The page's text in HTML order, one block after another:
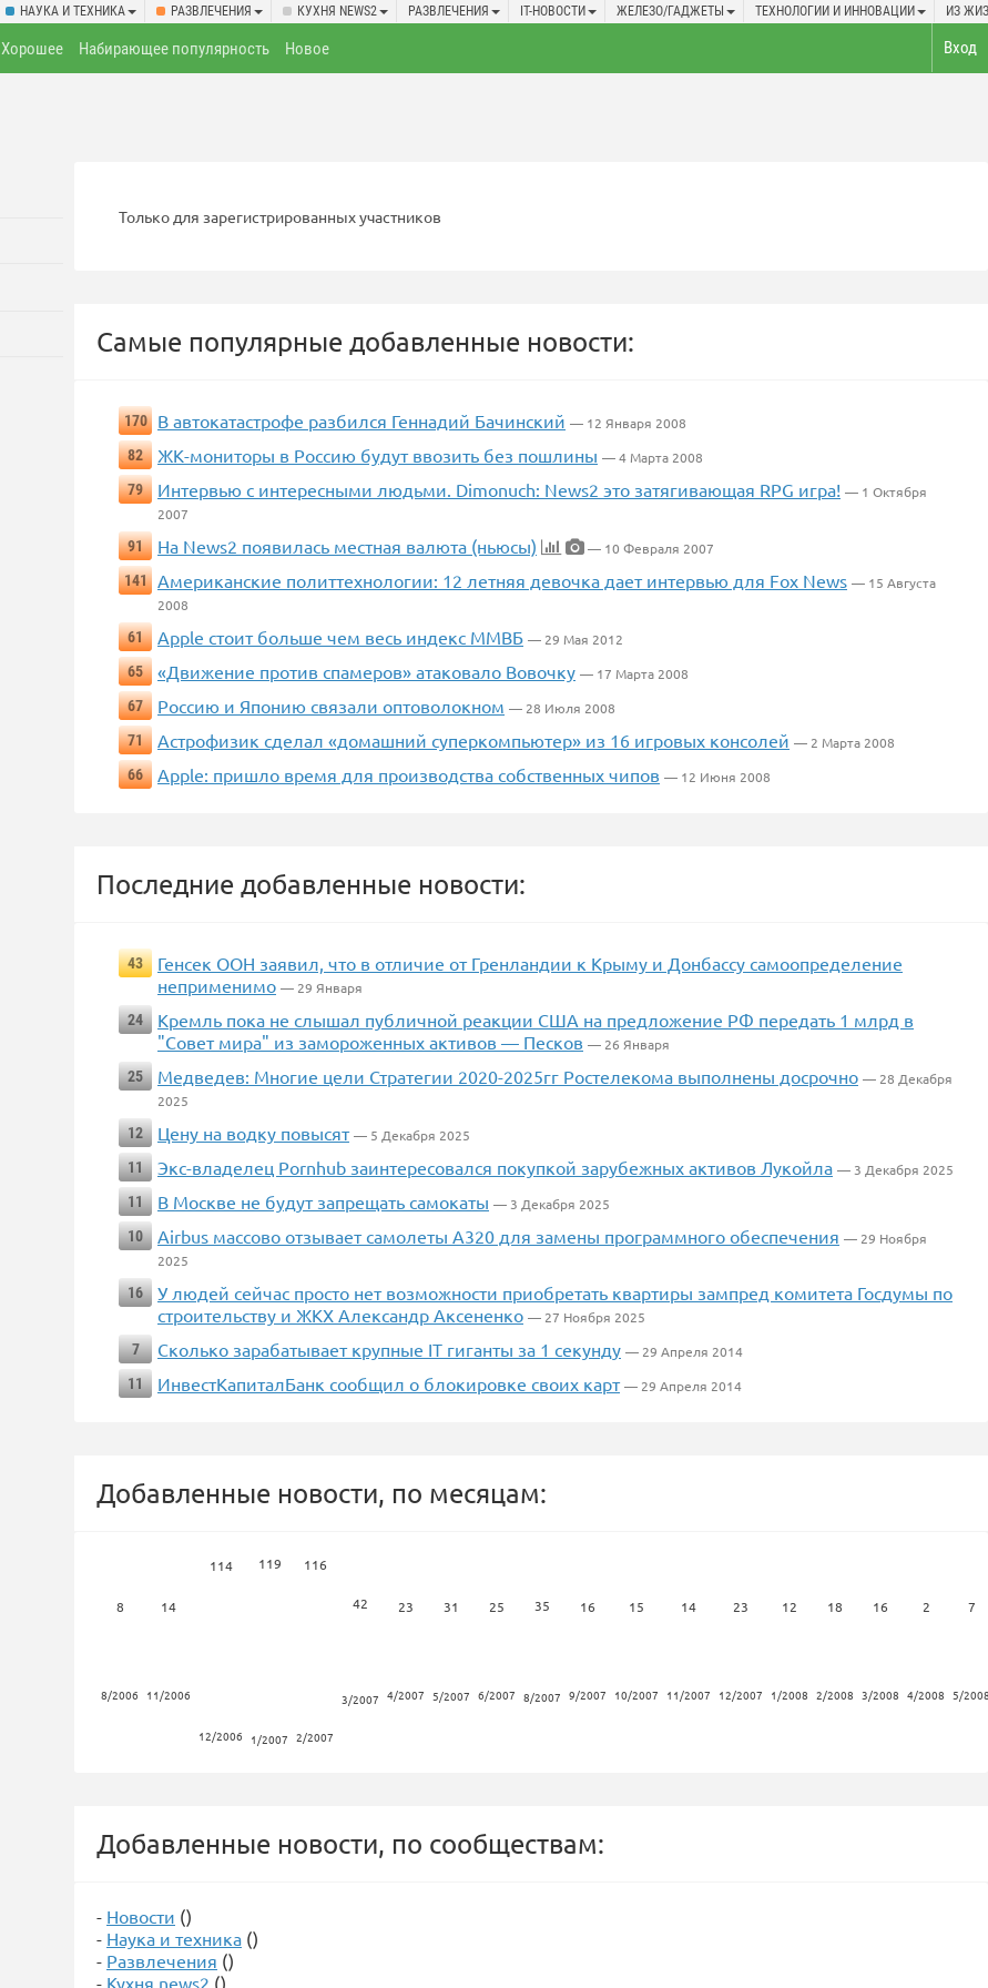
НАУКА И ТЕХНИКА РАЗВЛЕЧЕНИЯ КУХНЯ NEWS2 РАЗВЛЕЧЕНИЯ IT-НОВОСТИ ЖЕЛЕЗО/ГАДЖЕТЫ ТЕХНОЛОГИИ И ИННОВАЦИИ ИЗ
Вход
Хорошее Набирающее популярность Новое
Только для зарегистрированных участников
Самые популярные добавленные новости:
170 В автокатастрофе разбился Геннадий Бачинский — 12 Января 2008
82
ЖК-мониторы в Россию будут ввозить без пошлины — 4 Марта 2008
79
Интервью с интересными людьми. Dimonuch: News2 это затягивающая RPG игра! — 1 Октября
2007
91
На News2 появилась местная валюта (ньюсы)
— 10 Февраля 2007
141 Американские политтехнологии: 12 летняя девочка дает интервью для Fox News — 15 Августа
2008
61
Apple стоит больше чем весь индекс ММВБ — 29 Мая 2012
65
«Движение против спамеров» атаковало Вовочку — 17 Марта 2008
67
Россию и Японию связали оптоволокном — 28 Июля 2008
71
Астрофизик сделал «домашний суперкомпьютер» из 16 игровых консолей — 2 Марта 2008
66
Apple: пришло время для производства собственных чипов — 12 Июня 2008
Последние добавленные новости:
43
Генсек ООН заявил, что в отличие от Гренландии к Крыму и Донбассу самоопределение
неприменимо — 29 Января
24
Кремль пока не слышал публичной реакции США на предложение РФ передать 1 млрд в
"Совет мира" из замороженных активов — Песков — 26 Января
25
Медведев: Многие цели Стратегии 2020-2025гг Ростелекома выполнены досрочно — 28 Декабря
2025
12
Цену на водку повысят — 5 Декабря 2025
11
Экс-владелец Pornhub заинтересовался покупкой зарубежных активов Лукойла — 3 Декабря 2025
11
В Москве не будут запрещать самокаты — 3 Декабря 2025
10
Airbus массово отзывает самолеты A320 для замены программного обеспечения — 29 Ноября
2025
16
У людей сейчас просто нет возможности приобретать квартиры зампред комитета Госдумы по
строительству и ЖКХ Александр Аксененко — 27 Ноября 2025
7
Сколько зарабатывает крупные IT гиганты за 1 секунду — 29 Апреля 2014
11
ИнвестКапиталБанк сообщил о блокировке своих карт — 29 Апреля 2014
Добавленные новости, по месяцам:
8
8/2006
14
11/2006
114
12/2006
119
1/2007
116
2/2007
42
3/2007
23
4/2007
31
5/2007
25
6/2007
35
8/2007
16
9/2007
15
10/2007
14
11/2007
23
12/2007
12
1/2008
18
2/2008
16
3/2008
2
4/2008
7
5/
Добавленные новости, по сообществам:
- Новости ()
- Наука и техника ()
- Развлечения ()
- Кухня news2 ()